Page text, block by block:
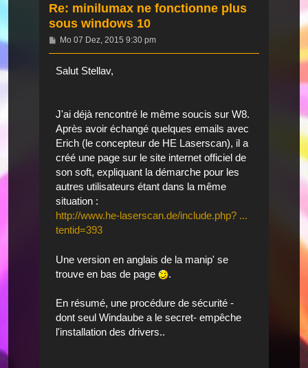
Re: minilumax ne fonctionne plus
sous windows 10
Beitrag
Mo 07 Dez, 2015 9:30 pm
Salut Stellav,
J'ai déjà rencontré le même soucis sur W8.
Après avoir échangé quelques emails avec
Erich (le concepteur de HE Laserscan), il a
créé une page sur le site internet officiel de
son soft, expliquant la démarche pour les
autres utilisateurs étant dans la même
situation :
http://www.he-laserscan.de/include.php? ...
tentid=393
Une version en anglais de la manip' se
trouve en bas de page
.
En résumé, une procédure de sécurité -
dont seul Windaube a le secret- empêche
l'installation des drivers..